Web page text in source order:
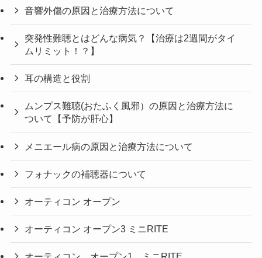
音響外傷の原因と治療方法について
突発性難聴とはどんな病気？【治療は2週間がタイ
ムリミット！？】
耳の構造と役割
ムンプス難聴(おたふく風邪）の原因と治療方法に
ついて【予防が肝心】
メニエール病の原因と治療方法について
フォナックの補聴器について
オーティコン オープン
オーティコン オープン3 ミニRITE